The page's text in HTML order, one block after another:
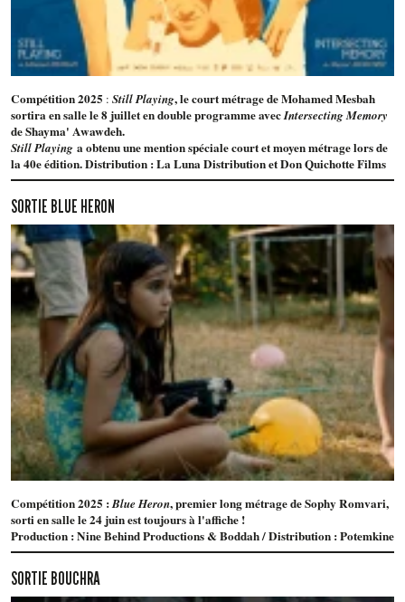
Compétition 2025 : Still Playing, le court métrage de Mohamed Mesbah
sortira en salle le 8 juillet en double programme avecIntersecting Memory
de Shayma' Awawdeh.
Still Playing a obtenu une mention spéciale court et moyen métrage lors de
la 40e édition. Distribution : La Luna Distribution et Don Quichotte Films
SORTIE BLUE HERON
Compétition 2025 :Blue Heron, premier long métrage de Sophy Romvari,
sorti en salle le 24 juin est toujours à l'affiche !
Production : Nine Behind Productions & Boddah / Distribution : Potemkine
SORTIE BOUCHRA